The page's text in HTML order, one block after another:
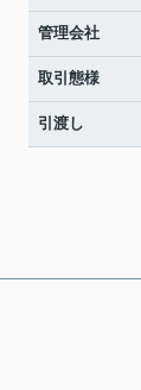
管理会社
取引態様
引渡し